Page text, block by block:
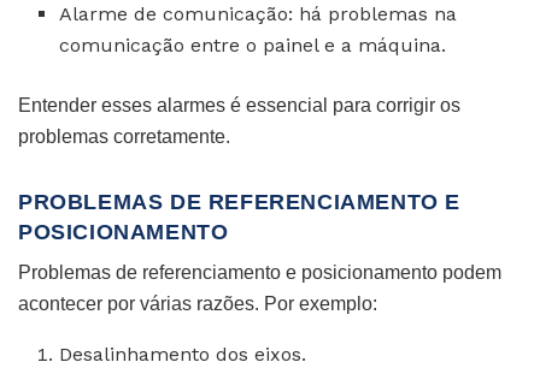
Alarme de comunicação: há problemas na
comunicação entre o painel e a máquina.
Entender esses alarmes é essencial para corrigir os
problemas corretamente.
PROBLEMAS DE REFERENCIAMENTO E
POSICIONAMENTO
Problemas de referenciamento e posicionamento podem
acontecer por várias razões. Por exemplo:
Desalinhamento dos eixos.